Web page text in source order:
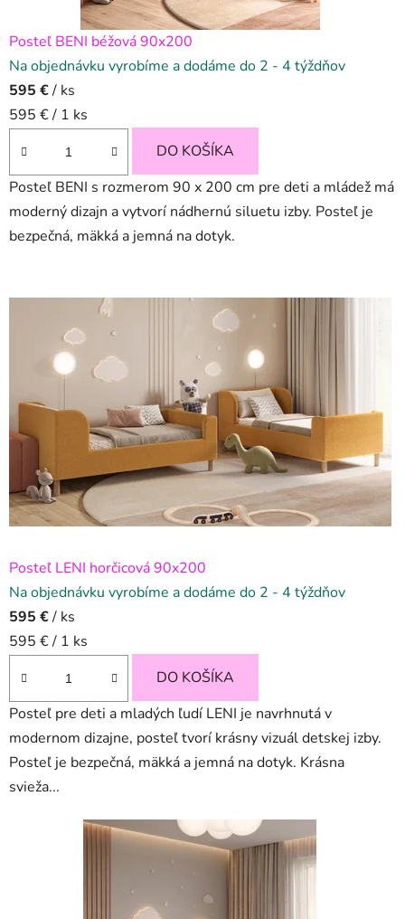
p
o
s
e
l
e
Posteľ BENI béžová 90x200
Na objednávku vyrobíme a dodáme do 2 - 4 týždňov
595 €/ ks
Jednotková
595 € / 1 ks
DO KOŠÍKA
Posteľ BENI s rozmerom 90 x 200 cm pre deti a mládež má
moderný dizajn a vytvorí nádhernú siluetu izby. Posteľ je
bezpečná, mäkká a jemná na dotyk.
Posteľ LENI horčicová 90x200
Na objednávku vyrobíme a dodáme do 2 - 4 týždňov
595 €/ ks
Jednotková
595 € / 1 ks
DO KOŠÍKA
Posteľ pre deti a mladých ľudí LENI je navrhnutá v
modernom dizajne, posteľ tvorí krásny vizuál detskej izby.
Posteľ je bezpečná, mäkká a jemná na dotyk. Krásna
svieža...